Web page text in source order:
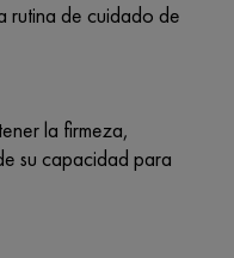
rutina de cuidado de
la firmeza,
su capacidad para